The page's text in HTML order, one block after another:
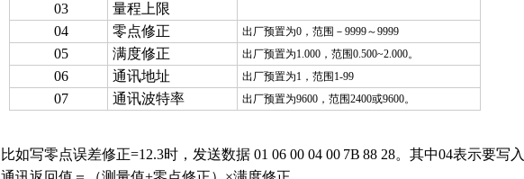
03
量程上限
04
零点修正 出厂预置为0 ，范围－ 9999～9999
05 满度修正 出厂预置为1.000 ，范围0.500~2.000。
06 通讯地址 出厂预置为1 ，范围 1-99
07 通讯波特率 出厂预置为9600 ，范围2400或9600。
比如写零点误差修正=12.3时，发送数据 01 06 00 04 00 7B 88 28。其中04表示要写